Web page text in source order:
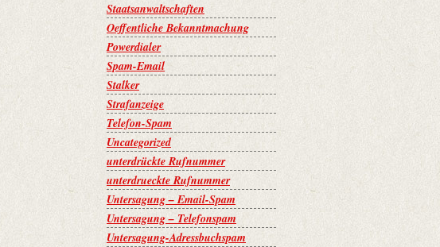
Staatsanwaltschaften
Oeffentliche Bekanntmachung
Powerdialer
Spam-Email
Stalker
Strafanzeige
Telefon-Spam
Uncategorized
unterdrückte Rufnummer
unterdrueckte Rufnummer
Untersagung – Email-Spam
Untersagung – Telefonspam
Untersagung-Adressbuchspam